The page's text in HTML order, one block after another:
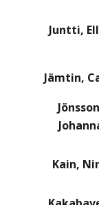
Juntti,
Jämtin,
Kain,